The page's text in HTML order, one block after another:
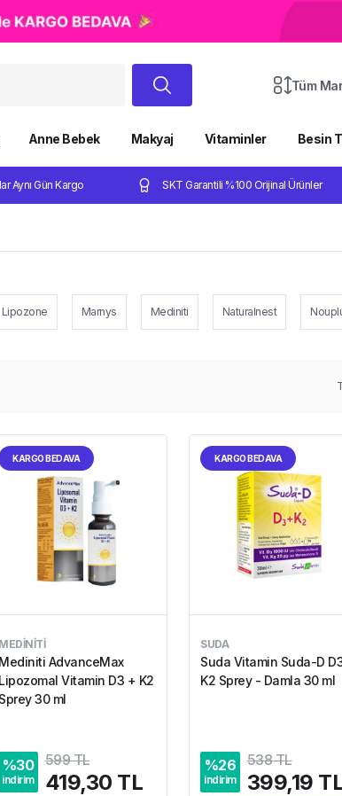
Tüm
Anne Bebek Makyaj Vitaminler Besin
Aynı Gün Kargo SKT Garantili %100 Orijinal Ürünler
Lipozone Marnys Mediniti Naturalnest
KARGO BEDAVA
MEDINITI
Mediniti AdvanceMax
Lipozomal Vitamin D3 + K2
Sprey 30 ml
%30
indirim
599 TL
419,30 TL
KARGO BEDAVA
SUDA
Suda Vitamin Suda-D
K2 Sprey - Damla 30 ml
%26
indirim
538 TL
399,19